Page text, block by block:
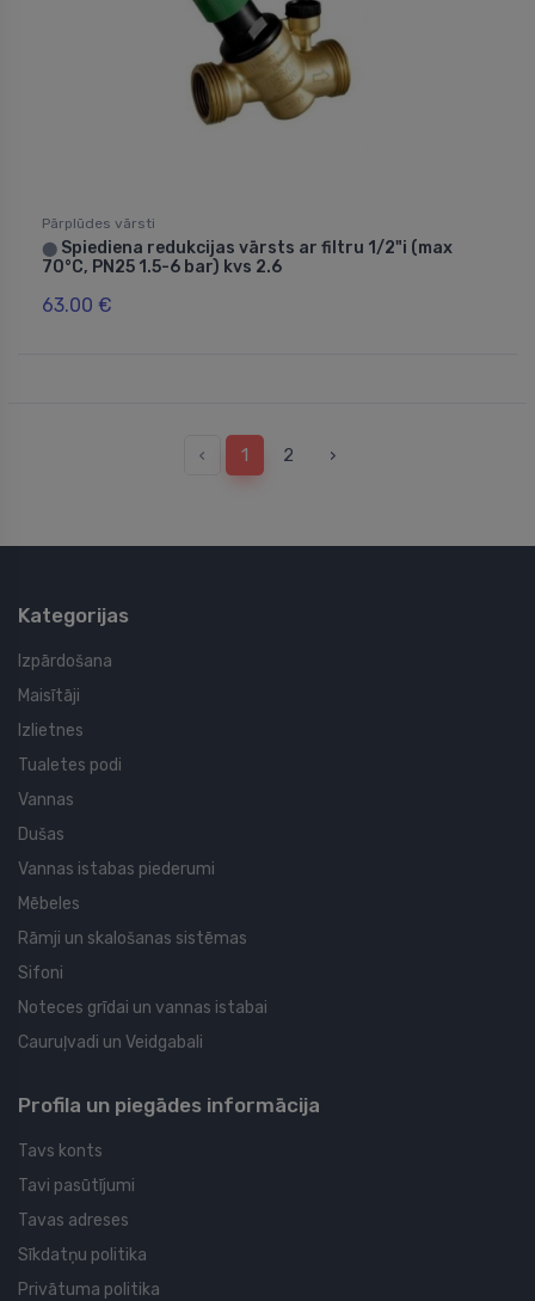
Pārplūdes vārsti
⬤ Spiediena redukcijas vārsts ar filtru 1/2"i (max
70°C, PN25 1.5-6 bar) kvs 2.6
63.00 €
‹ 1 2 ›
Kategorijas
Izpārdošana
Maisītāji
Izlietnes
Tualetes podi
Vannas
Dušas
Vannas istabas piederumi
Mēbeles
Rāmji un skalošanas sistēmas
Sifoni
Noteces grīdai un vannas istabai
Cauruļvadi un Veidgabali
Profila un piegādes informācija
Tavs konts
Tavi pasūtījumi
Tavas adreses
Sīkdatņu politika
Privātuma politika